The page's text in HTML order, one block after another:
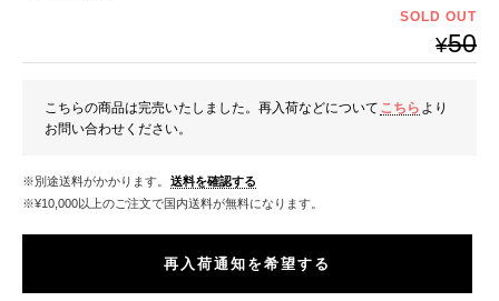
SOLD OUT
¥50
こちらの商品は完売いたしました。再入荷などについて こちら より
お問い合わせください。
※別途送料がかかります。 送料を確認する
※¥10,000以上のご注文で国内送料が無料になります。
再入荷通知を希望する